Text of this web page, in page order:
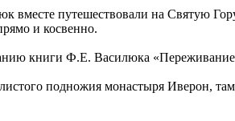
вместе путешествовали на Святую
и косвенно.
книги Ф.Е. Василюка
подножия монастыря Иверон, там,